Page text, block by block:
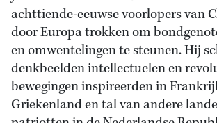
achttiende-eeuwse voorlopers van
door Europa trokken om
en omwentelingen te steunen. Hij
denkbeelden intellectuelen en
bewegingen inspireerden in
Griekenland en tal van andere